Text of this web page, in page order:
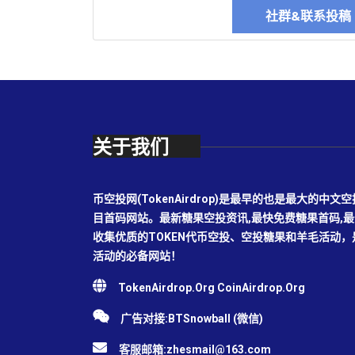
社群&联系投
关于我们
币空投网(TokenAirdrop)是最早的也是最大的中文
目首码网站。最新糖果空投资讯,最快免费糖果首码,
收集优质的TOKEN代币空投、空投糖果和羊毛活动
活动的必备网站！
TokenAirdrop.Org CoinAirdrop.Org
广告对接:BTSnowball (微信)
客服邮箱:zhesmail@163.com